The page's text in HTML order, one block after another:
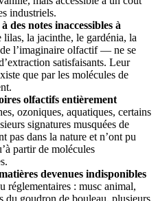
industriels.
des notes inaccessibles à
lilas, la jacinthe, le gardénia, la
l’imaginaire olfactif — ne se
satisfaisants. Leur
que par les molécules de
olfactifs entièrement
ozoniques, aquatiques, certains
signatures musquées de
pas dans la nature et n’ont pu
partir de molécules
devenues indisponibles
réglementaires : musc animal,
du goudron de bouleau, plusieurs